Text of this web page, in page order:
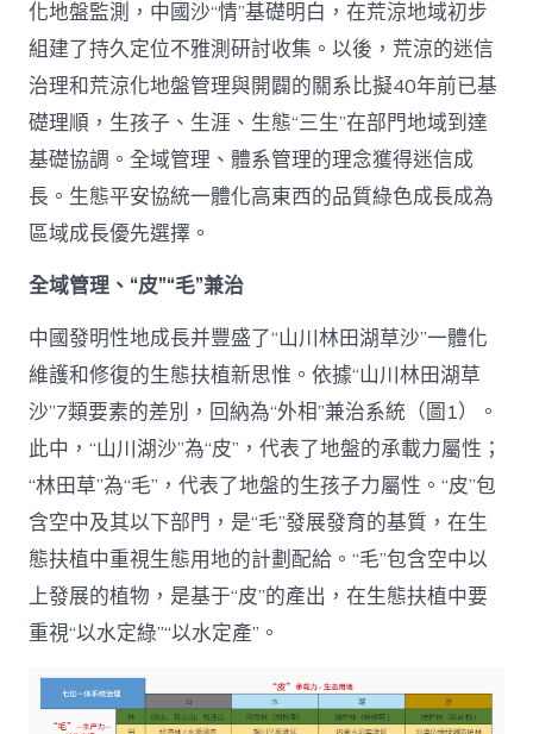
化地盤監測，中國沙“情”基礎明白，在荒涼地域初步
組建了持久定位不雅測研討收集。以後，荒涼的迷信
治理和荒涼化地盤管理與開闢的關系比擬40年前已基
礎理順，生孩子、生涯、生態“三生”在部門地域到達
基礎協調。全域管理、體系管理的理念獲得迷信成
長。生態平安協統一體化高東西的品質綠色成長成為
區域成長優先選擇。
全域管理、“皮”“毛”兼治
中國發明性地成長并豐盛了“山川林田湖草沙”一體化
維護和修復的生態扶植新思惟。依據“山川林田湖草
沙”7類要素的差別，回納為“外相”兼治系統（圖1）。
此中，“山川湖沙”為“皮”，代表了地盤的承載力屬性；
“林田草”為“毛”，代表了地盤的生孩子力屬性。“皮”包
含空中及其以下部門，是“毛”發展發育的基質，在生
態扶植中重視生態用地的計劃配給。“毛”包含空中以
上發展的植物，是基于“皮”的產出，在生態扶植中要
重視“以水定綠”“以水定產”。